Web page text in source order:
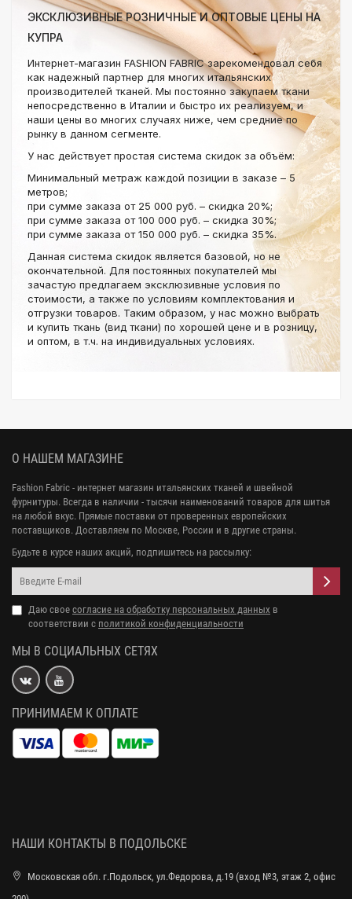
ЭКСКЛЮЗИВНЫЕ РОЗНИЧНЫЕ И ОПТОВЫЕ ЦЕНЫ НА
КУПРА
Интернет-магазин FASHION FABRIC зарекомендовал себя
как надежный партнер для многих итальянских
производителей тканей. Мы постоянно закупаем ткани
непосредственно в Италии и быстро их реализуем, и
наши цены во многих случаях ниже, чем средние по
рынку в данном сегменте.
У нас действует простая система скидок за объём:
Минимальный метраж каждой позиции в заказе – 5
метров;
при сумме заказа от 25 000 руб. – скидка 20%;
при сумме заказа от 100 000 руб. – скидка 30%;
при сумме заказа от 150 000 руб. – скидка 35%.
Данная система скидок является базовой, но не
окончательной. Для постоянных покупателей мы
зачастую предлагаем эксклюзивные условия по
стоимости, а также по условиям комплектования и
отгрузки товаров. Таким образом, у нас можно выбрать
и купить ткань (вид ткани) по хорошей цене и в розницу,
и оптом, в т.ч. на индивидуальных условиях.
О НАШЕМ МАГАЗИНЕ
Fashion Fabric - интернет магазин итальянских тканей и швейной
фурнитуры. Всегда в наличии - тысячи наименований товаров для шитья
на любой вкус. Прямые поставки от проверенных европейских
поставщиков. Доставляем по Москве, России и в другие страны.
Будьте в курсе наших акций, подпишитесь на рассылку:
Даю свое согласие на обработку персональных данных в
соответствии с политикой конфиденциальности
МЫ В СОЦИАЛЬНЫХ СЕТЯХ
ПРИНИМАЕМ К ОПЛАТЕ
НАШИ КОНТАКТЫ В ПОДОЛЬСКЕ
Московская обл. г.Подольск, ул.Федорова, д.19 (вход №3, этаж 2, офис